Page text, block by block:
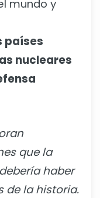
mundo y
países
nucleares
que la
haber
de la historia.